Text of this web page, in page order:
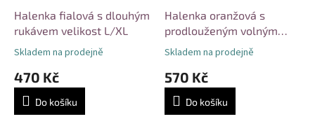
Halenka fialová s dlouhým
rukávem velikost L/XL
Skladem na prodejně
470 Kč
Do košíku
Halenka oranžová s
prodlouženým volným
střihem velikost L/XL
Skladem na prodejně
570 Kč
Do košíku